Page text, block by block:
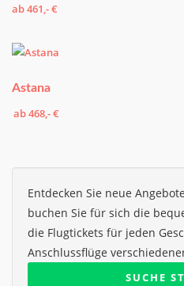
ab 461,- €
Astana
ab 468,- €
Entdecken Sie neue
buchen Sie für sich die
die Flugtickets für jeden
Anschlussflüge
SUCHE